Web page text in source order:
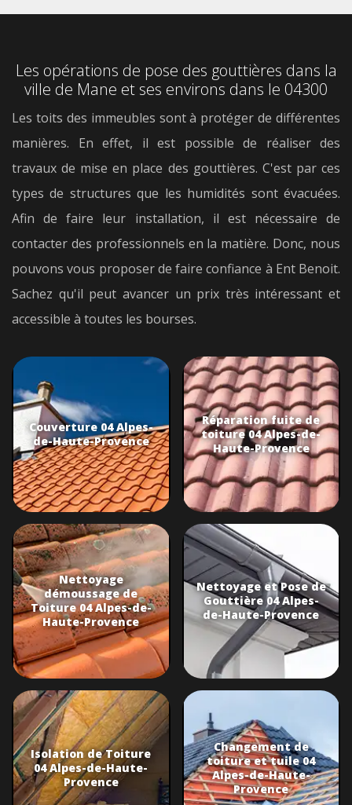
Les opérations de pose des gouttières dans la
ville de Mane et ses environs dans le 04300
Les toits des immeubles sont à protéger de différentes
manières. En effet, il est possible de réaliser des
travaux de mise en place des gouttières. C'est par ces
types de structures que les humidités sont évacuées.
Afin de faire leur installation, il est nécessaire de
contacter des professionnels en la matière. Donc, nous
pouvons vous proposer de faire confiance à Ent Benoit.
Sachez qu'il peut avancer un prix très intéressant et
accessible à toutes les bourses.
Couverture 04 Alpes-
de-Haute-Provence
Réparation fuite de
toiture 04 Alpes-de-
Haute-Provence
Nettoyage
démoussage de
Toiture 04 Alpes-de-
Haute-Provence
Nettoyage et Pose de
Gouttière 04 Alpes-
de-Haute-Provence
Isolation de Toiture
04 Alpes-de-Haute-
Provence
Changement de
toiture et tuile 04
Alpes-de-Haute-
Provence